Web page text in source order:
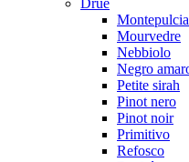
Mourvedre
Nebbiolo
Negro
Petite sirah
Pinot nero
Pinot noir
Primitivo
Refosco